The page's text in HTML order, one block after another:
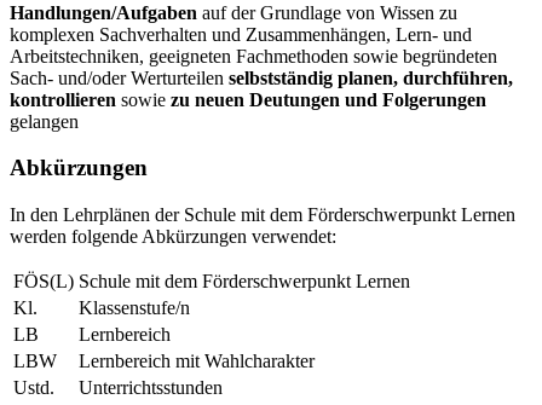
Handlungen/Aufgaben auf der Grundlage von Wissen zu
komplexen Sachverhalten und Zusammenhängen, Lern- und
Arbeitstechniken, geeigneten Fachmethoden sowie begründeten
Sach- und/oder Werturteilen selbstständig planen, durchführen,
kontrollieren sowie zu neuen Deutungen und Folgerungen
gelangen
Abkürzungen
In den Lehrplänen der Schule mit dem Förderschwerpunkt Lernen
werden folgende Abkürzungen verwendet:
FÖS(L) Schule mit dem Förderschwerpunkt Lernen
Kl.
Klassenstufe/n
LB
Lernbereich
LBW
Lernbereich mit Wahlcharakter
Ustd.
Unterrichtsstunden